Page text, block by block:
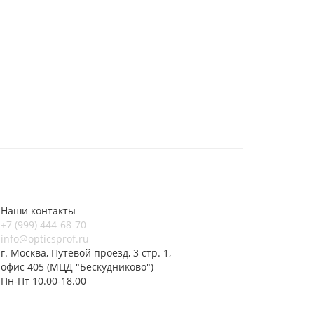
Наши контакты
+7 (999) 444-68-70
info@opticsprof.ru
г. Москва, Путевой проезд, 3 стр. 1,
офис 405 (МЦД "Бескудниково")
Пн-Пт 10.00-18.00